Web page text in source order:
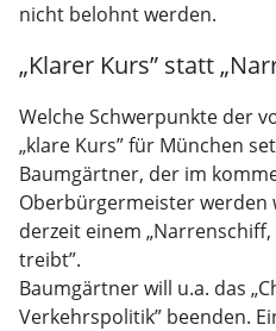
nicht belohnt werden.
„Klarer Kurs” statt
Welche Schwerpunkte der
„klare Kurs” für München
Baumgärtner, der im
Oberbürgermeister werden
derzeit einem
treibt”.
Baumgärtner will u.a. das
Verkehrspolitik” beenden.